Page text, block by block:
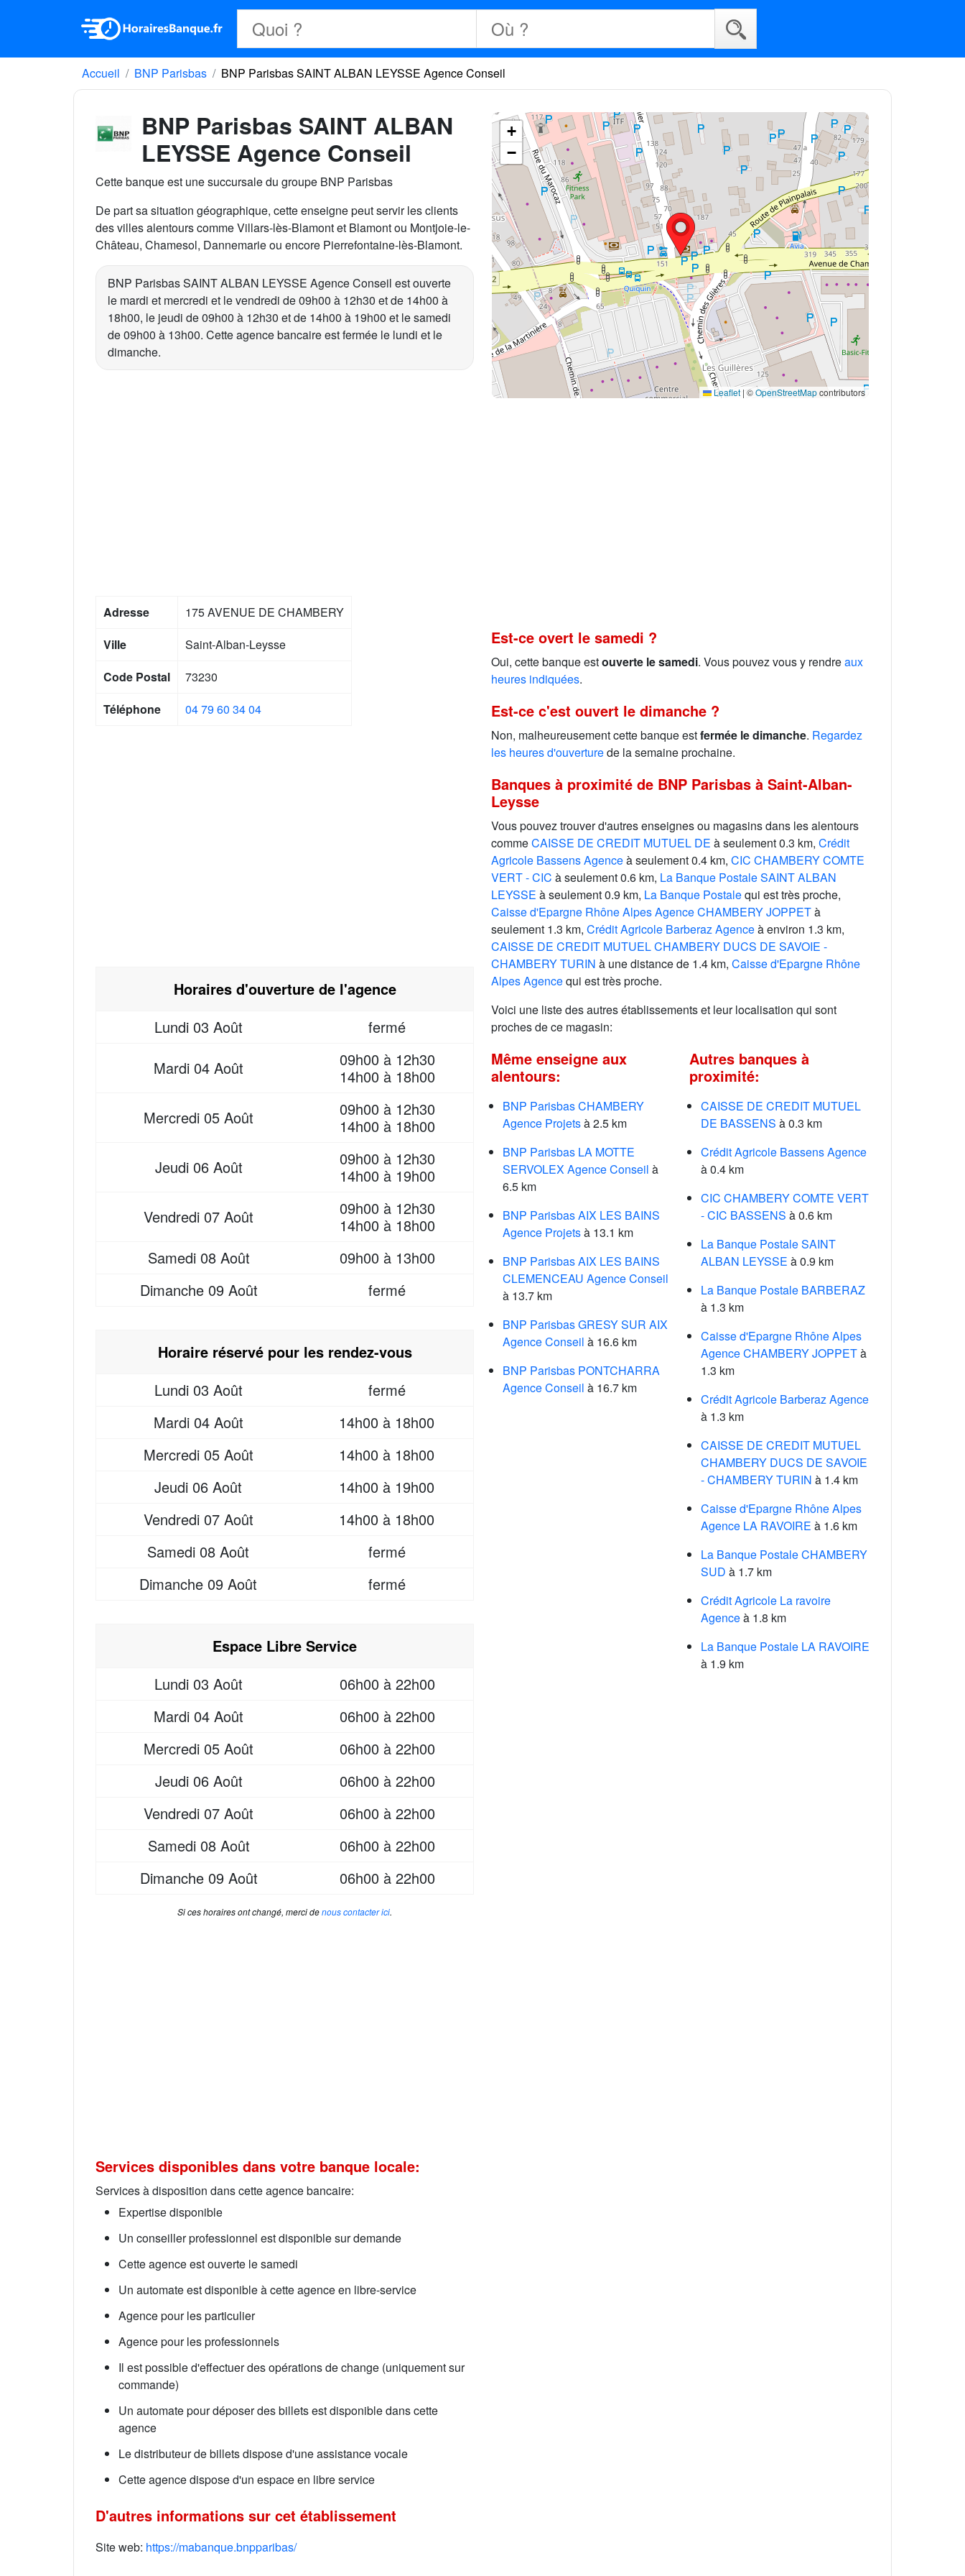
Accueil BNP Parisbas BNP Parisbas SAINT ALBAN LEYSSE Agence Conseil
BNP Parisbas SAINT ALBAN
LEYSSE Agence Conseil
Cette banque est une succursale du groupe BNP Parisbas
De part sa situation géographique, cette enseigne peut servir les clients
des villes alentours comme Villars-lès-Blamont et Blamont ou Montjoie-le-
Château, Chamesol, Dannemarie ou encore Pierrefontaine-lès-Blamont.
BNP Parisbas SAINT ALBAN LEYSSE Agence Conseil est ouverte
le mardi et mercredi et le vendredi de 09h00 à 12h30 et de 14h00 à
18h00, le jeudi de 09h00 à 12h30 et de 14h00 à 19h00 et le samedi
de 09h00 à 13h00. Cette agence bancaire est fermée le lundi et le
dimanche.
Adresse
175 AVENUE DE CHAMBERY
Ville
Saint-Alban-Leysse
Code Postal
73230
Téléphone
04 79 60 34 04
Horaires d'ouverture de l'agence
Lundi 03 Août
fermé
Mardi 04 Août
09h00 à 12h30
14h00 à 18h00
Mercredi 05 Août
09h00 à 12h30
14h00 à 18h00
Jeudi 06 Août
09h00 à 12h30
14h00 à 19h00
Vendredi 07 Août
09h00 à 12h30
14h00 à 18h00
Samedi 08 Août
09h00 à 13h00
Dimanche 09 Août fermé
Horaire réservé pour les rendez-vous
Lundi 03 Août
fermé
Mardi 04 Août
14h00 à 18h00
Mercredi 05 Août
14h00 à 18h00
Jeudi 06 Août
14h00 à 19h00
Vendredi 07 Août
14h00 à 18h00
Samedi 08 Août
fermé
Dimanche 09 Août fermé
Espace Libre Service
Lundi 03 Août
06h00 à 22h00
Mardi 04 Août
06h00 à 22h00
Mercredi 05 Août
06h00 à 22h00
Jeudi 06 Août
06h00 à 22h00
Vendredi 07 Août
06h00 à 22h00
Samedi 08 Août
06h00 à 22h00
Dimanche 09 Août 06h00 à 22h00
Si ces horaires ont changé, merci denous contacter ici.
Services disponibles dans votre banque locale:
Services à disposition dans cette agence bancaire:
Expertise disponible
Un conseiller professionnel est disponible sur demande
Cette agence est ouverte le samedi
Un automate est disponible à cette agence en libre-service
Agence pour les particulier
Agence pour les professionnels
Il est possible d'effectuer des opérations de change (uniquement sur
commande)
Un automate pour déposer des billets est disponible dans cette
agence
Le distributeur de billets dispose d'une assistance vocale
Cette agence dispose d'un espace en libre service
D'autres informations sur cet établissement
Site web: https://mabanque.bnpparibas/
+
−
Leaflet | ©OpenStreetMapcontributors
Est-ce overt le samedi ?
Oui, cette banque estouverte le samedi. Vous pouvez vous y rendreaux
heures indiquées.
Est-ce c'est ouvert le dimanche ?
Non, malheureusement cette banque estfermée le dimanche. Regardez
les heures d'ouverturede la semaine prochaine.
Banques à proximité de BNP Parisbas à Saint-Alban-
Leysse
Vous pouvez trouver d'autres enseignes ou magasins dans les alentours
commeCAISSE DE CREDIT MUTUEL DE à seulement 0.3 km, Crédit
Agricole Bassens Agenceà seulement 0.4 km, CIC CHAMBERY COMTE
VERT - CIC à seulement 0.6 km, La Banque Postale SAINT ALBAN
LEYSSE à seulement 0.9 km, La Banque Postalequi est très proche,
Caisse d'Epargne Rhône Alpes Agence CHAMBERY JOPPETà
seulement 1.3 km, Crédit Agricole Barberaz Agenceà environ 1.3 km,
CAISSE DE CREDIT MUTUEL CHAMBERY DUCS DE SAVOIE -
CHAMBERY TURIN à une distance de 1.4 km, Caisse d'Epargne Rhône
Alpes Agencequi est très proche.
Voici une liste des autres établissements et leur localisation qui sont
proches de ce magasin:
Même enseigne aux
alentours:
BNP Parisbas CHAMBERY
Agence Projetsà 2.5 km
BNP Parisbas LA MOTTE
SERVOLEX Agence Conseil à
6.5 km
BNP Parisbas AIX LES BAINS
Agence Projetsà 13.1 km
BNP Parisbas AIX LES BAINS
CLEMENCEAU Agence Conseil
à 13.7 km
BNP Parisbas GRESY SUR AIX
Agence Conseil à 16.6 km
BNP Parisbas PONTCHARRA
Agence Conseil à 16.7 km
Autres banques à
proximité:
CAISSE DE CREDIT MUTUEL
DE BASSENS à 0.3 km
Crédit Agricole Bassens Agence
à 0.4 km
CIC CHAMBERY COMTE VERT
- CIC BASSENS à 0.6 km
La Banque Postale SAINT
ALBAN LEYSSE à 0.9 km
La Banque Postale BARBERAZ
à 1.3 km
Caisse d'Epargne Rhône Alpes
Agence CHAMBERY JOPPETà
1.3 km
Crédit Agricole Barberaz Agence
à 1.3 km
CAISSE DE CREDIT MUTUEL
CHAMBERY DUCS DE SAVOIE
- CHAMBERY TURIN à 1.4 km
Caisse d'Epargne Rhône Alpes
Agence LA RAVOIRE à 1.6 km
La Banque Postale CHAMBERY
SUD à 1.7 km
Crédit Agricole La ravoire
Agenceà 1.8 km
La Banque Postale LA RAVOIRE
à 1.9 km